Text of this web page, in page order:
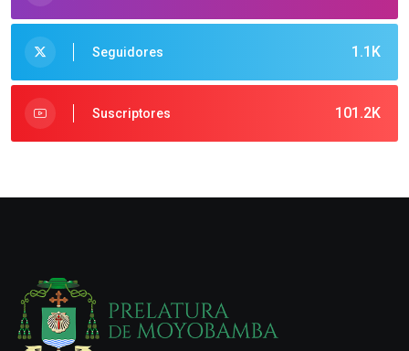
1.1K
Seguidores
101.2K
Suscriptores